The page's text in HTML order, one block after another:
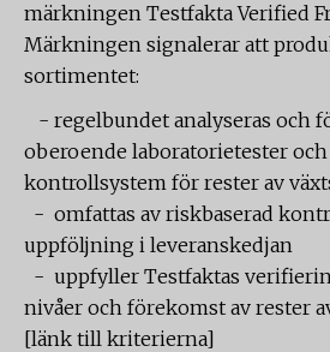
märkningen Testfakta Verified
Märkningen signalerar att
sortimentet:
- regelbundet analyseras och
oberoende laboratorietester
kontrollsystem för rester av
- omfattas av riskbaserad
uppföljning i leveranskedjan
- uppfyller Testfaktas
nivåer och förekomst av rester
[länk till kriterierna]